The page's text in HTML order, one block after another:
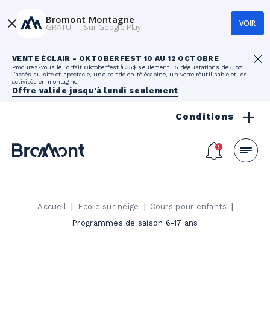
VENTE ÉCLAIR - OKTOBERFEST 10 AU 12 OCTOBRE
Procurez-vous le Forfait Oktoberfest à 35$ seulement : 5 dégustations de 5 oz,
l’accès au site et spectacle, une balade en télécabine, un verre réutilisable et les
activités en montagne.
Offre valide jusqu'à lundi seulement
Conditions
Accueil | École sur neige | Cours pour enfants |
Programmes de saison 6-17 ans
Bromont Montagne
GRATUIT - Sur Google Play VOIR